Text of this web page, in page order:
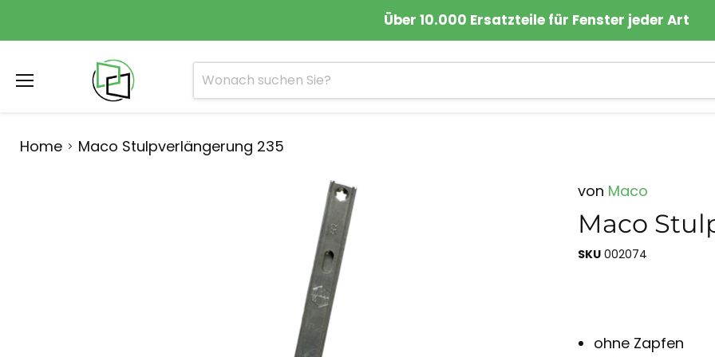
Über 10.000 Ersatzteile für Fenster jeder Art
Home
Maco Stulpverlängerung 235
von Maco
Maco
SKU 002074
ohne Zapfen